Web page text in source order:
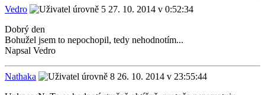
Vedro
27. 10. 2014 v 0:52:34
Dobrý den
Bohužel jsem to nepochopil, tedy nehodnotím...
Napsal Vedro
Nathaka
26. 10. 2014 v 23:55:44